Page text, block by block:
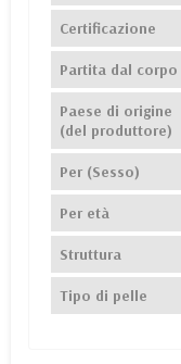
Certificazione
Partita dal corpo
Paese di origine
(del produttore)
Per (Sesso)
Per età
Struttura
Tipo di pelle